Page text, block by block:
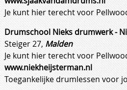
Je kunt hier terecht voor
Drumschool Nieks drumwerk -
Steiger 27,Malden
Je kunt hier terecht voor
www.niekheijsterman.nl
Toegankelijke drumlessen voor